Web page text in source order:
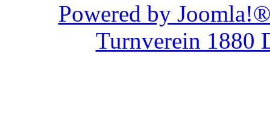
Powered by
Turnverein